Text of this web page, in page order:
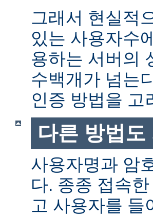
그래서 현실적
있는 사용자수
용하는 서버의
수백개가 넘는
인증 방법을 고
다른 방법
사용자명과 암
다. 종종 접속
고 사용자를 들